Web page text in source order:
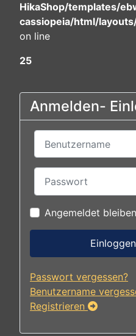
HikaShop/templates/
cassiopeia/html/
on line
25
Anmelden-
Angemeldet bleiben
Einloggen
Passwort vergessen?
Benutzername
Registrieren